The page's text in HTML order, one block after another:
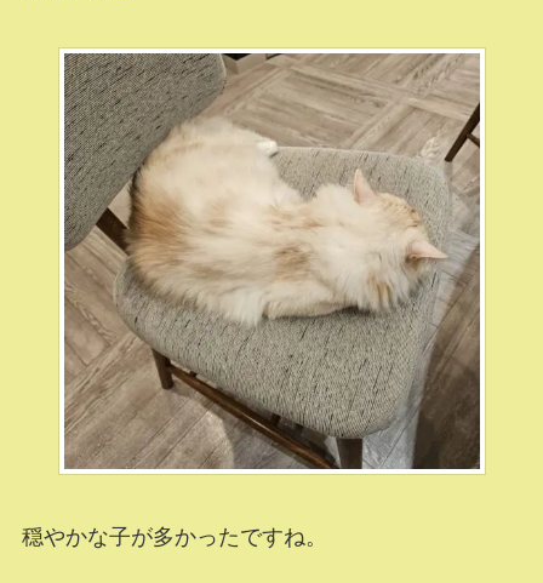
穏やかな子が多かったですね。